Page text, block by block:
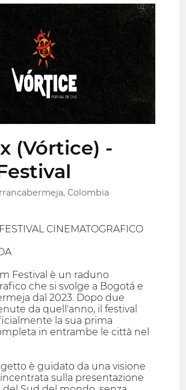
(Vórtice) -
Colombia
CINEMATOGRAFICO
Festival è un raduno
che si svolge a Bogotá e
dal 2023. Dopo due
da quell'anno, il festival
la sua prima
in entrambe le città nel
è guidato da una visione
sulla presentazione